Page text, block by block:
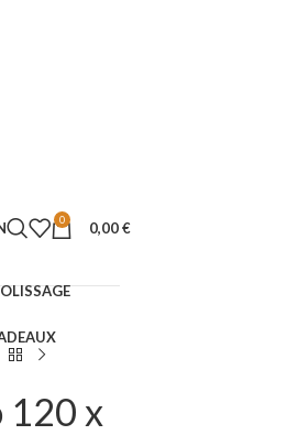
0 0,00€
120 x